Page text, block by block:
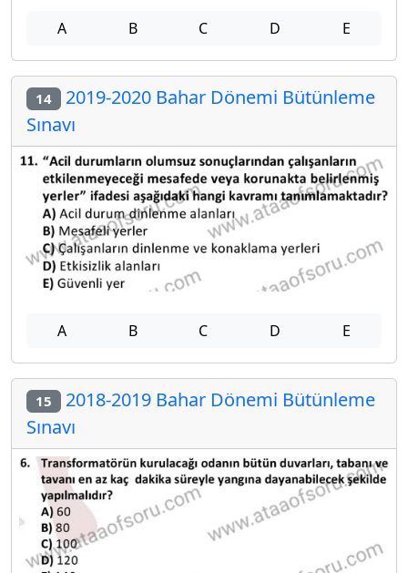
A B C D E
14 2019-2020 Bahar Dönemi Bütünleme
Sınavı
A B C D E
15 2018-2019 Bahar Dönemi Bütünleme
Sınavı